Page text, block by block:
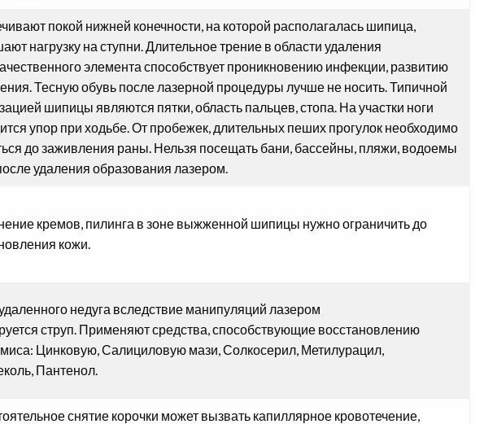
покой нижней конечности, на которой располагалась шипица,
нагрузку на ступни. Длительное трение в области удаления
элемента способствует проникновению инфекции, развитию
Тесную обувь после лазерной процедуры лучше не носить. Типичной
шипицы являются пятки, область пальцев, стопа. На участки ноги
упор при ходьбе. От пробежек, длительных пеших прогулок необходимо
до заживления раны. Нельзя посещать бани, бассейны, пляжи, водоемы
удаления образования лазером.
кремов, пилинга в зоне выжженной шипицы нужно ограничить до
кожи.
недуга вследствие манипуляций лазером
струп. Применяют средства, способствующие восстановлению
Цинковую, Салициловую мази, Солкосерил, Метилурацил,
Пантенол.
снятие корочки может вызвать капиллярное кровотечение,